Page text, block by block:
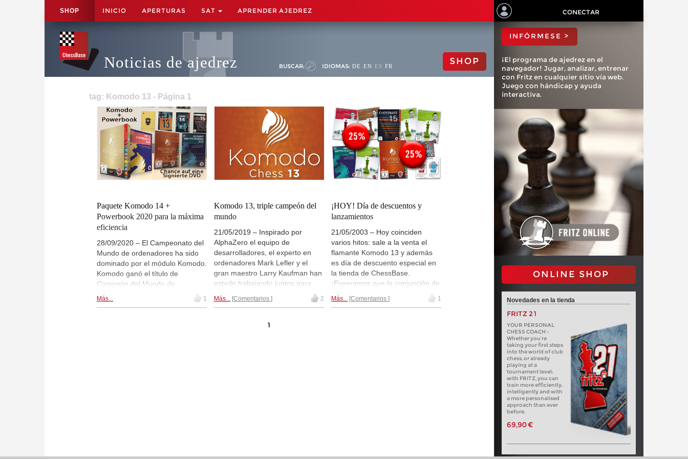
SHOP INICIO APERTURAS SAT APRENDER AJEDREZ CONECTAR
Noticias de ajedrez BUSCAR: IDIOMAS: DE EN ES FR SHOP
tag: Komodo 13 - Página 1
Paquete Komodo 14 +
Powerbook 2020 para la máxima
eficiencia
28/09/2020 – El Campeonato del
Mundo de ordenadores ha sido
dominado por el módulo Komodo.
Komodo ganó el título de
Campeón del Mundo de
Ordenadores en cuatro
ocasiones consecutivas entre
Más... 1
Komodo 13, triple campeón del
mundo
21/05/2019 – Inspirado por
AlphaZero el equipo de
desarrolladores, el experto en
ordenadores Mark Lefler y el
gran maestro Larry Kaufman han
estado trabajando juntos para
módulo. El secreto está en el
"Monte Carlo Tree Search"
Más... Comentarios 2
¡HOY! Día de descuentos y
lanzamientos
21/05/2003 – Hoy coinciden
varios hitos: sale a la venta el
flamante Komodo 13 y además
es día de descuento especial en
la tienda de ChessBase.
¡Esperamos que la conjunción de
alegría para todos ustedes!
Más... Comentarios 1
1
ChessBase?
INFÓRMESE >
¡El programa de ajedrez en el
navegador! Jugar, analizar, entrenar
con Fritz en cualquier sitio vía web.
Juego con hándicap y ayuda
interactiva.
ONLINE SHOP
Novedades en la tienda
FRITZ 21
YOUR PERSONAL
CHESS COACH -
Whether you’re
taking your first steps
into the world of club
chess, or already
playing at a
tournament level:
with FRITZ, you can
train more efficiently,
intelligently and with
a more personalised
approach than ever
before.
69,90 €